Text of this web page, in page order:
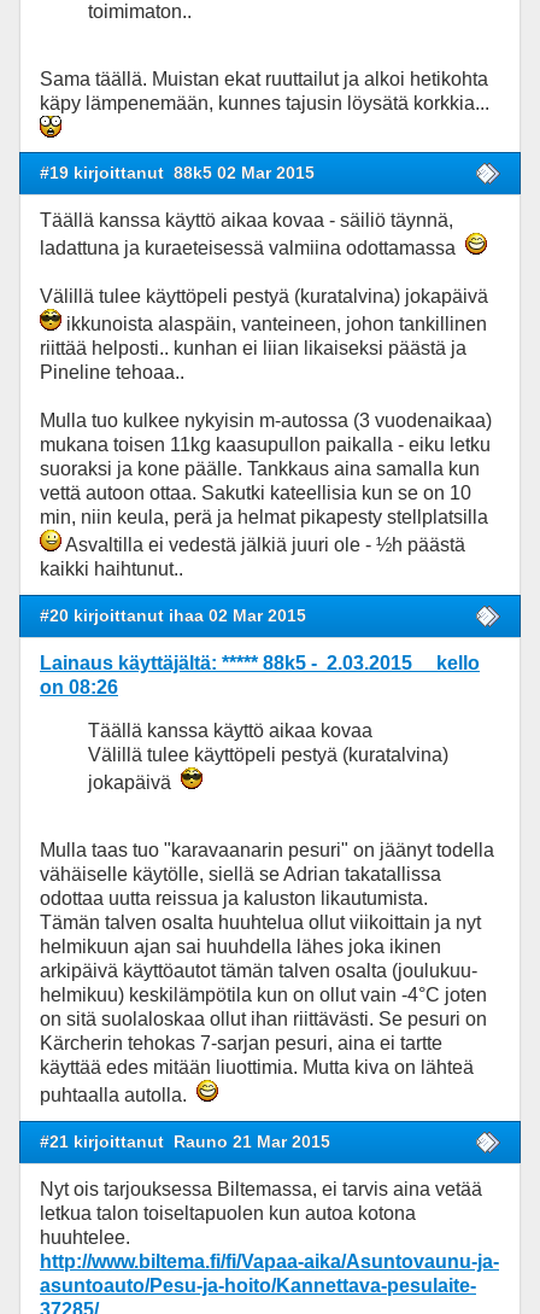
toimimaton..
Sama täällä. Muistan ekat ruuttailut ja alkoi hetikohta
käpy lämpenemään, kunnes tajusin löysätä korkkia...
#19 kirjoittanut 88k5 02 Mar 2015
Täällä kanssa käyttö aikaa kovaa - säiliö täynnä,
ladattuna ja kuraeteisessä valmiina odottamassa
Välillä tulee käyttöpeli pestyä (kuratalvina) jokapäivä
ikkunoista alaspäin, vanteineen, johon tankillinen
riittää helposti.. kunhan ei liian likaiseksi päästä ja
Pineline tehoaa..
Mulla tuo kulkee nykyisin m-autossa (3 vuodenaikaa)
mukana toisen 11kg kaasupullon paikalla - eiku letku
suoraksi ja kone päälle. Tankkaus aina samalla kun
vettä autoon ottaa. Sakutki kateellisia kun se on 10
min, niin keula, perä ja helmat pikapesty stellplatsilla
Asvaltilla ei vedestä jälkiä juuri ole - ½h päästä
kaikki haihtunut..
#20 kirjoittanut ihaa 02 Mar 2015
Lainaus käyttäjältä: ***** 88k5 - 2.03.2015 kello
on 08:26
Täällä kanssa käyttö aikaa kovaa
Välillä tulee käyttöpeli pestyä (kuratalvina)
jokapäivä
Mulla taas tuo "karavaanarin pesuri" on jäänyt todella
vähäiselle käytölle, siellä se Adrian takatallissa
odottaa uutta reissua ja kaluston likautumista.
Tämän talven osalta huuhtelua ollut viikoittain ja nyt
helmikuun ajan sai huuhdella lähes joka ikinen
arkipäivä käyttöautot tämän talven osalta (joulukuu-
helmikuu) keskilämpötila kun on ollut vain -4°C joten
on sitä suolaloskaa ollut ihan riittävästi. Se pesuri on
Kärcherin tehokas 7-sarjan pesuri, aina ei tartte
käyttää edes mitään liuottimia. Mutta kiva on lähteä
puhtaalla autolla.
#21 kirjoittanut Rauno 21 Mar 2015
Nyt ois tarjouksessa Biltemassa, ei tarvis aina vetää
letkua talon toiseltapuolen kun autoa kotona
huuhtelee.
http://www.biltema.fi/fi/Vapaa-aika/Asuntovaunu-ja-
asuntoauto/Pesu-ja-hoito/Kannettava-pesulaite-